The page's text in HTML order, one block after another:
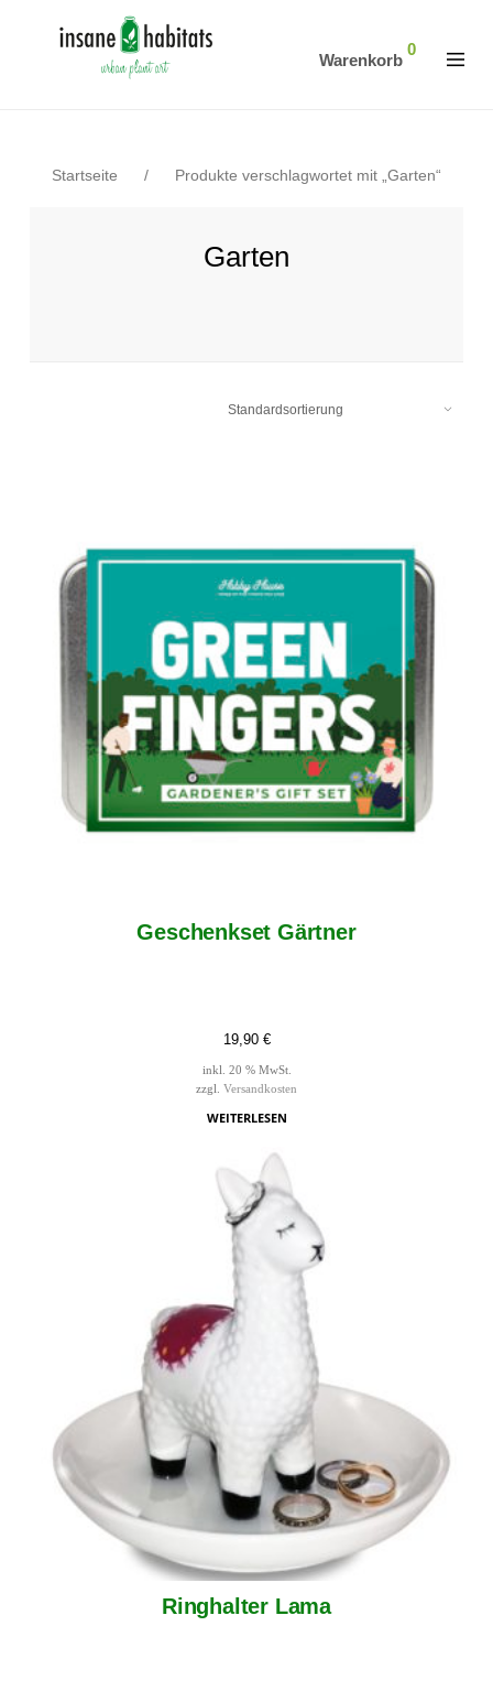
Warenkorb
0
Startseite / Produkte verschlagwortet mit „Garten“
Garten
Geschenkset Gärtner
19,90 €
inkl. 20 % MwSt.
zzgl. Versandkosten
WEITERLESEN
Ringhalter Lama